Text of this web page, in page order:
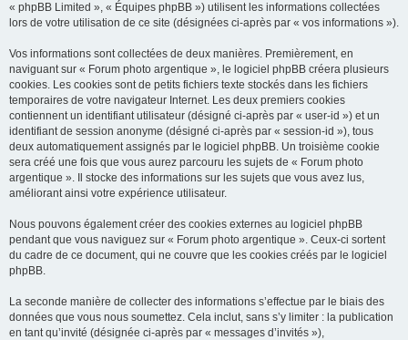
« phpBB Limited », « Équipes phpBB ») utilisent les informations collectées
lors de votre utilisation de ce site (désignées ci-après par « vos informations »).
Vos informations sont collectées de deux manières. Premièrement, en
naviguant sur « Forum photo argentique », le logiciel phpBB créera plusieurs
cookies. Les cookies sont de petits fichiers texte stockés dans les fichiers
temporaires de votre navigateur Internet. Les deux premiers cookies
contiennent un identifiant utilisateur (désigné ci-après par « user-id ») et un
identifiant de session anonyme (désigné ci-après par « session-id »), tous
deux automatiquement assignés par le logiciel phpBB. Un troisième cookie
sera créé une fois que vous aurez parcouru les sujets de « Forum photo
argentique ». Il stocke des informations sur les sujets que vous avez lus,
améliorant ainsi votre expérience utilisateur.
Nous pouvons également créer des cookies externes au logiciel phpBB
pendant que vous naviguez sur « Forum photo argentique ». Ceux-ci sortent
du cadre de ce document, qui ne couvre que les cookies créés par le logiciel
phpBB.
La seconde manière de collecter des informations s’effectue par le biais des
données que vous nous soumettez. Cela inclut, sans s’y limiter : la publication
en tant qu’invité (désignée ci-après par « messages d’invités »),